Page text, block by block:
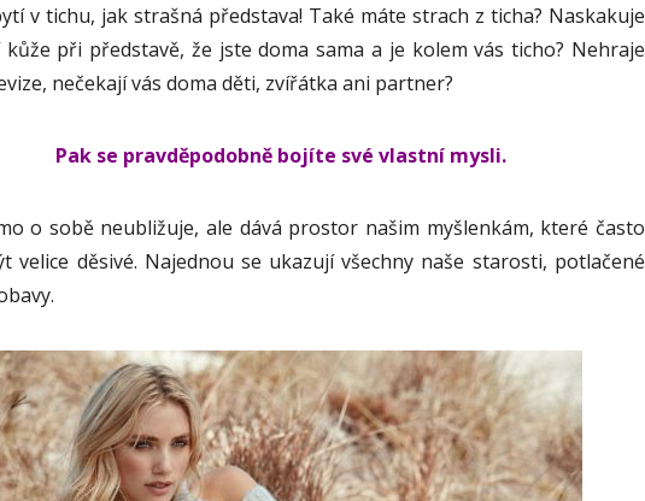
v tichu, jak strašná představa! Také máte strach z ticha? Naskakuje
při představě, že jste doma sama a je kolem vás ticho? Nehraje
nečekají vás doma děti, zvířátka ani partner?
Pak se pravděpodobně bojíte své vlastní mysli.
o sobě neubližuje, ale dává prostor našim myšlenkám, které často
velice děsivé. Najednou se ukazují všechny naše starosti, potlačené